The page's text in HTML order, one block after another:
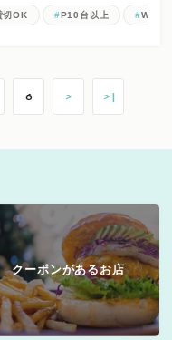
切OK P10台以上 Wi-Fi
6 ＞ ＞|
クーポンがあるお店